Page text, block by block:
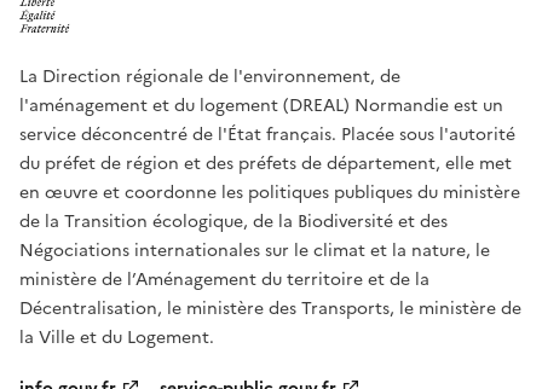
La Direction régionale de l'environnement, de
l'aménagement et du logement (DREAL) Normandie est un
service déconcentré de l'État français. Placée sous l'autorité
du préfet de région et des préfets de département, elle met
en œuvre et coordonne les politiques publiques du ministère
de la Transition écologique, de la Biodiversité et des
Négociations internationales sur le climat et la nature, le
ministère de l’Aménagement du territoire et de la
Décentralisation, le ministère des Transports, le ministère de
la Ville et du Logement.